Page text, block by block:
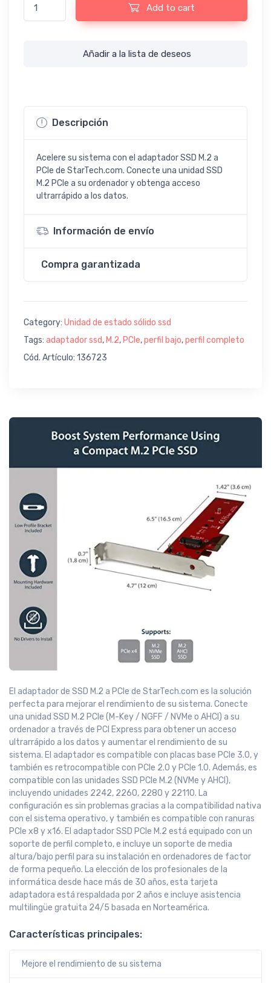
Add to cart
Añadir a la lista de deseos
Descripción
Acelere su sistema con el adaptador SSD M.2 a
PCIe de StarTech.com. Conecte una unidad SSD
M.2 PCIe a su ordenador y obtenga acceso
ultrarrápido a los datos.
Información de envío
Compra garantizada
Category: Unidad de estado sólido ssd
Tags: adaptador ssd, M.2, PCIe,perfil bajo,perfil completo
Cód. Artículo: 136723
El adaptador de SSD M.2 a PCIe de StarTech.com es la solución
perfecta para mejorar el rendimiento de su sistema. Conecte
una unidad SSD M.2 PCIe (M-Key / NGFF / NVMe o AHCI) a su
ordenador a través de PCI Express para obtener un acceso
ultrarrápido a los datos y aumentar el rendimiento de su
sistema. El adaptador es compatible con placas base PCIe 3.0, y
también es retrocompatible con PCIe 2.0 y PCIe 1.0. Además, es
compatible con las unidades SSD PCIe M.2 (NVMe y AHCI),
incluyendo unidades 2242, 2260, 2280 y 22110. La
configuración es sin problemas gracias a la compatibilidad nativa
con el sistema operativo, y también es compatible con ranuras
PCIe x8 y x16. El adaptador SSD PCIe M.2 está equipado con un
soporte de perfil completo, e incluye un soporte de media
altura/bajo perfil para su instalación en ordenadores de factor
de forma pequeño. La elección de los profesionales de la
informática desde hace más de 30 años, esta tarjeta
adaptadora está respaldada por 2 años e incluye asistencia
multilingüe gratuita 24/5 basada en Norteamérica.
Características principales:
Mejore el rendimiento de su sistema